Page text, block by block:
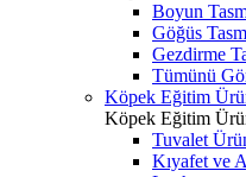
Boyun
Göğüs
Gezdirme
Tümünü
Köpek Eğitim
Köpek Eğitim
Tuvalet
Kıyafet ve